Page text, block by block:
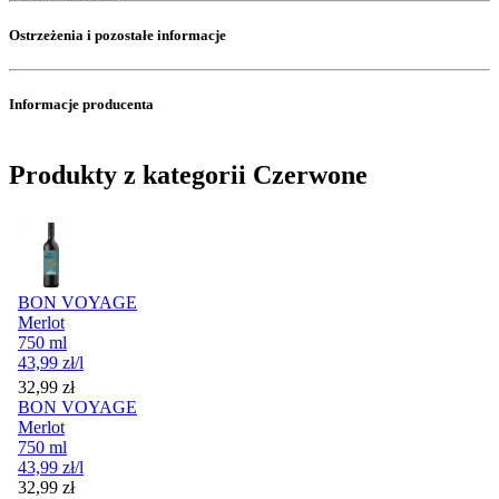
Ostrzeżenia i pozostałe informacje
Informacje producenta
Produkty z kategorii Czerwone
BON VOYAGE
Merlot
750 ml
43,99 zł/l
Cena
32,99 zł
BON VOYAGE
Merlot
750 ml
43,99 zł/l
Cena
32,99 zł